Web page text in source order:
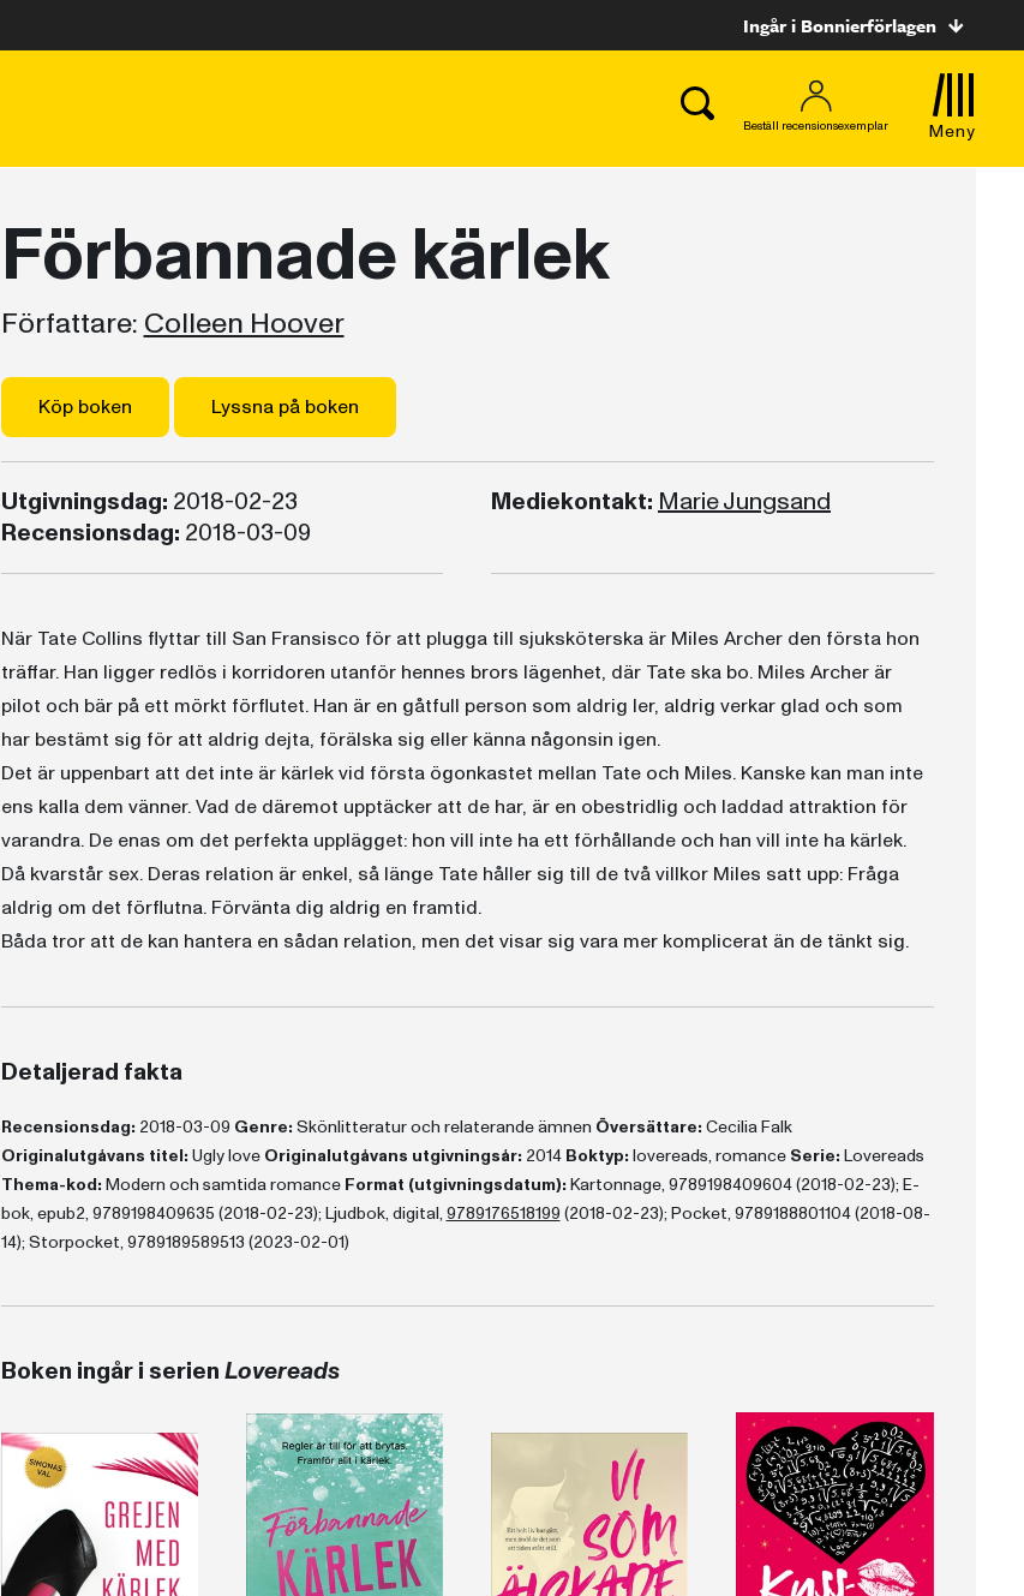
Ingår i Bonnierförlagen
Beställ recensionsexemplar Meny
Förbannade kärlek
Författare: Colleen Hoover
Köp boken Lyssna på boken
Utgivningsdag: 2018-02-23
Recensionsdag: 2018-03-09
Mediekontakt:Marie Jungsand
När Tate Collins flyttar till San Fransisco för att plugga till sjuksköterska är Miles Archer den första hon
träffar. Han ligger redlös i korridoren utanför hennes brors lägenhet, där Tate ska bo. Miles Archer är
pilot och bär på ett mörkt förflutet. Han är en gåtfull person som aldrig ler, aldrig verkar glad och som
har bestämt sig för att aldrig dejta, förälska sig eller känna någonsin igen.
Det är uppenbart att det inte är kärlek vid första ögonkastet mellan Tate och Miles. Kanske kan man inte
ens kalla dem vänner. Vad de däremot upptäcker att de har, är en obestridlig och laddad attraktion för
varandra. De enas om det perfekta upplägget: hon vill inte ha ett förhållande och han vill inte ha kärlek.
Då kvarstår sex. Deras relation är enkel, så länge Tate håller sig till de två villkor Miles satt upp: Fråga
aldrig om det förflutna. Förvänta dig aldrig en framtid.
Båda tror att de kan hantera en sådan relation, men det visar sig vara mer komplicerat än de tänkt sig.
Detaljerad fakta
Recensionsdag: 2018-03-09 Genre: Skönlitteratur och relaterande ämnen Översättare: Cecilia Falk
Originalutgåvans titel: Ugly love Originalutgåvans utgivningsår: 2014 Boktyp: lovereads, romance Serie: Lovereads
Thema-kod: Modern och samtida romance Format (utgivningsdatum): Kartonnage, 9789198409604 (2018-02-23); E-
bok, epub2, 9789198409635 (2018-02-23); Ljudbok, digital, 9789176518199 (2018-02-23); Pocket, 9789188801104 (2018-08-
14); Storpocket, 9789189589513 (2023-02-01)
Boken ingår i serienLovereads